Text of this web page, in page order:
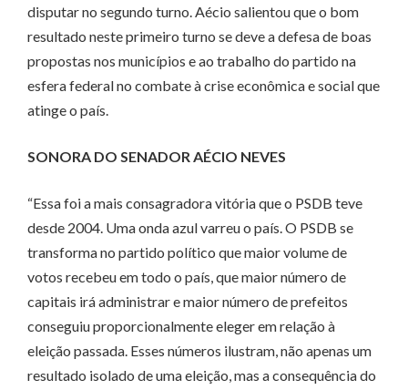
disputar no segundo turno. Aécio salientou que o bom
resultado neste primeiro turno se deve a defesa de boas
propostas nos municípios e ao trabalho do partido na
esfera federal no combate à crise econômica e social que
atinge o país.
SONORA DO SENADOR AÉCIO NEVES
“Essa foi a mais consagradora vitória que o PSDB teve
desde 2004. Uma onda azul varreu o país. O PSDB se
transforma no partido político que maior volume de
votos recebeu em todo o país, que maior número de
capitais irá administrar e maior número de prefeitos
conseguiu proporcionalmente eleger em relação à
eleição passada. Esses números ilustram, não apenas um
resultado isolado de uma eleição, mas a consequência do